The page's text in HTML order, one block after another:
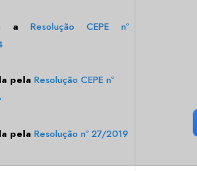
a Resolução CEPE nº
pela Resolução CEPE nº
pela Resolução nº 27/2019